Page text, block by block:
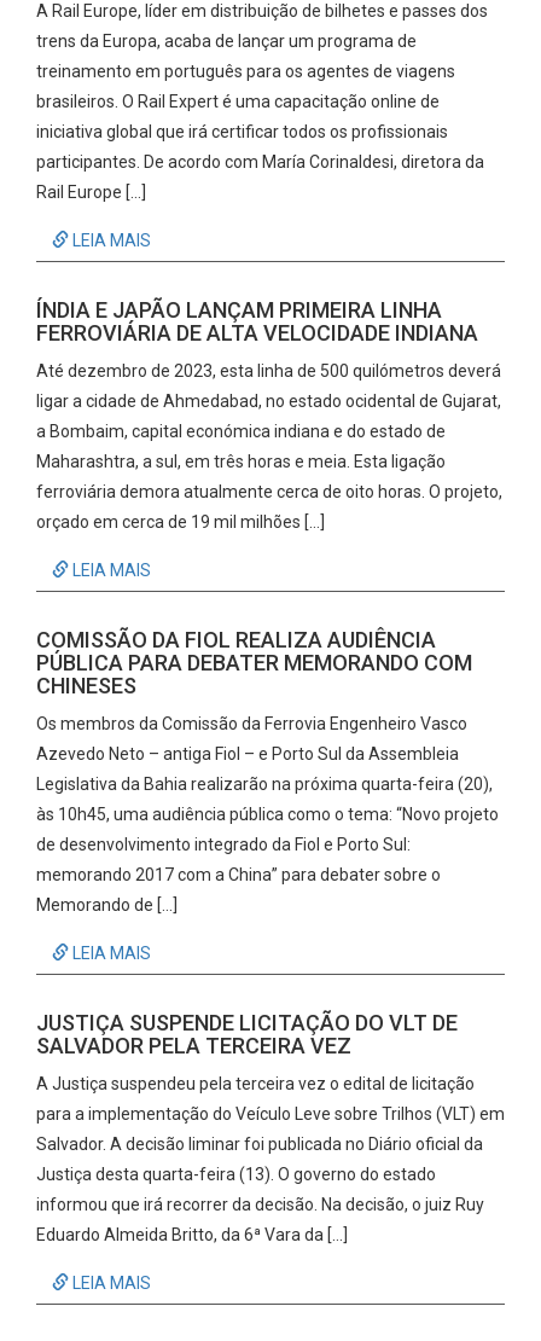
A Rail Europe, líder em distribuição de bilhetes e passes dos
trens da Europa, acaba de lançar um programa de
treinamento em português para os agentes de viagens
brasileiros. O Rail Expert é uma capacitação online de
iniciativa global que irá certificar todos os profissionais
participantes. De acordo com María Corinaldesi, diretora da
Rail Europe […]
LEIA MAIS
ÍNDIA E JAPÃO LANÇAM PRIMEIRA LINHA
FERROVIÁRIA DE ALTA VELOCIDADE INDIANA
Até dezembro de 2023, esta linha de 500 quilómetros deverá
ligar a cidade de Ahmedabad, no estado ocidental de Gujarat,
a Bombaim, capital económica indiana e do estado de
Maharashtra, a sul, em três horas e meia. Esta ligação
ferroviária demora atualmente cerca de oito horas. O projeto,
orçado em cerca de 19 mil milhões […]
LEIA MAIS
COMISSÃO DA FIOL REALIZA AUDIÊNCIA
PÚBLICA PARA DEBATER MEMORANDO COM
CHINESES
Os membros da Comissão da Ferrovia Engenheiro Vasco
Azevedo Neto – antiga Fiol – e Porto Sul da Assembleia
Legislativa da Bahia realizarão na próxima quarta-feira (20),
às 10h45, uma audiência pública como o tema: “Novo projeto
de desenvolvimento integrado da Fiol e Porto Sul:
memorando 2017 com a China” para debater sobre o
Memorando de […]
LEIA MAIS
JUSTIÇA SUSPENDE LICITAÇÃO DO VLT DE
SALVADOR PELA TERCEIRA VEZ
A Justiça suspendeu pela terceira vez o edital de licitação
para a implementação do Veículo Leve sobre Trilhos (VLT) em
Salvador. A decisão liminar foi publicada no Diário oficial da
Justiça desta quarta-feira (13). O governo do estado
informou que irá recorrer da decisão. Na decisão, o juiz Ruy
Eduardo Almeida Britto, da 6ª Vara da […]
LEIA MAIS